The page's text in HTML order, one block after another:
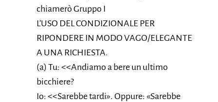
chiamerò Gruppo I
L’USO DEL CONDIZIONALE PER
RIPONDERE IN MODO VAGO/ELEGANTE
A UNA RICHIESTA.
(a) Tu: <<Andiamo a bere un ultimo
bicchiere?
Io: <<Sarebbe tardi». Oppure: «Sarebbe